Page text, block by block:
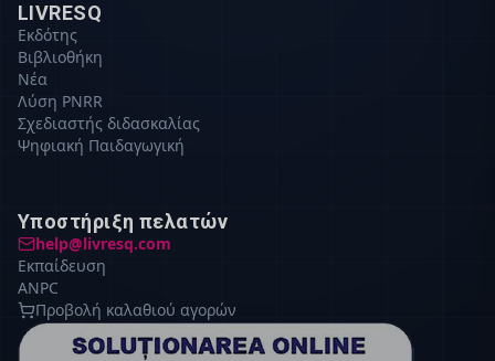
LIVRESQ
Εκδότης
Βιβλιοθήκη
Νέα
Λύση PNRR
Σχεδιαστής διδασκαλίας
Ψηφιακή Παιδαγωγική
Υποστήριξη πελατών
help@livresq.com
Εκπαίδευση
ANPC
Προβολή καλαθιού αγορών